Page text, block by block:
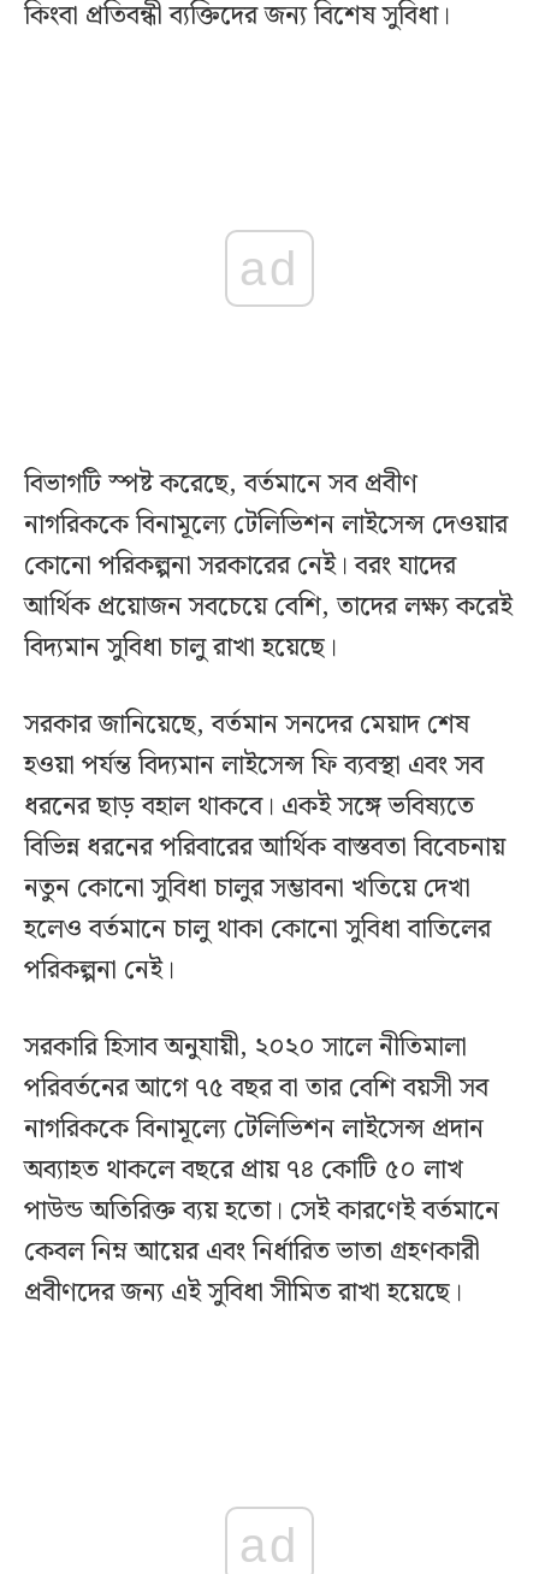
কিংবা প্রতিবন্ধী ব্যক্তিদের জন্য বিশেষ সুবিধা।
ad
বিভাগটি স্পষ্ট করেছে, বর্তমানে সব প্রবীণ
নাগরিককে বিনামূল্যে টেলিভিশন লাইসেন্স দেওয়ার
কোনো পরিকল্পনা সরকারের নেই। বরং যাদের
আর্থিক প্রয়োজন সবচেয়ে বেশি, তাদের লক্ষ্য করেই
বিদ্যমান সুবিধা চালু রাখা হয়েছে।
সরকার জানিয়েছে, বর্তমান সনদের মেয়াদ শেষ
হওয়া পর্যন্ত বিদ্যমান লাইসেন্স ফি ব্যবস্থা এবং সব
ধরনের ছাড় বহাল থাকবে। একই সঙ্গে ভবিষ্যতে
বিভিন্ন ধরনের পরিবারের আর্থিক বাস্তবতা বিবেচনায়
নতুন কোনো সুবিধা চালুর সম্ভাবনা খতিয়ে দেখা
হলেও বর্তমানে চালু থাকা কোনো সুবিধা বাতিলের
পরিকল্পনা নেই।
সরকারি হিসাব অনুযায়ী, ২০২০ সালে নীতিমালা
পরিবর্তনের আগে ৭৫ বছর বা তার বেশি বয়সী সব
নাগরিককে বিনামূল্যে টেলিভিশন লাইসেন্স প্রদান
অব্যাহত থাকলে বছরে প্রায় ৭৪ কোটি ৫০ লাখ
পাউন্ড অতিরিক্ত ব্যয় হতো। সেই কারণেই বর্তমানে
কেবল নিম্ন আয়ের এবং নির্ধারিত ভাতা গ্রহণকারী
প্রবীণদের জন্য এই সুবিধা সীমিত রাখা হয়েছে।
ad